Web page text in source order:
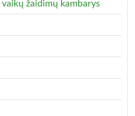
žaidimų kambarys